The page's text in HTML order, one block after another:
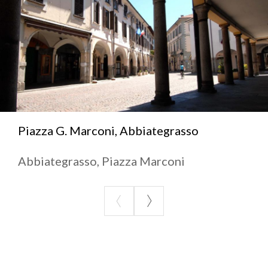
Piazza G. Marconi, Abbiategrasso
Abbiategrasso, Piazza Marconi